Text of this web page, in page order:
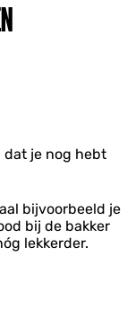
dat je nog hebt
bijvoorbeeld je
bij de bakker
lekkerder.